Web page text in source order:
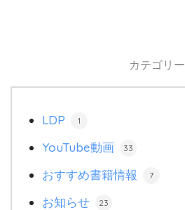
カテゴリー
LDP 1
YouTube動画 33
おすすめ書籍情報 7
お知らせ 23